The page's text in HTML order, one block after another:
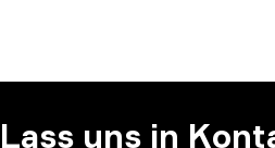
Lass uns in